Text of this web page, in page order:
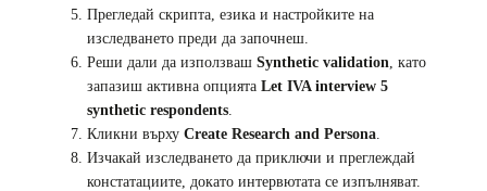
Прегледай скрипта, езика и настройките на
изследването преди да започнеш.
Реши дали да използваш Synthetic validation , като
запазиш активна опцията Let IVA interview 5
synthetic respondents
Кликни върху Create Research and Persona
Изчакай изследването да приключи и преглеждай
констатациите, докато интервютата се изпълняват.